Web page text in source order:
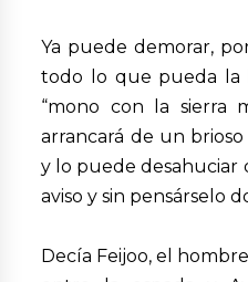
Ya puede demorar,
todo lo que pueda la
“mono con la sierra
arrancará de un
y lo puede desahuciar
aviso y sin pensárselo
Decía Feijoo, el